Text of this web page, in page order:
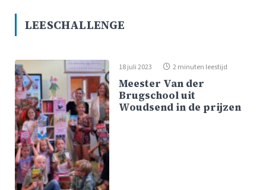
LEESCHALLENGE
18 juli 2023 2 minuten leestijd
Meester Van der
Brugschool uit
Woudsend in de prijzen